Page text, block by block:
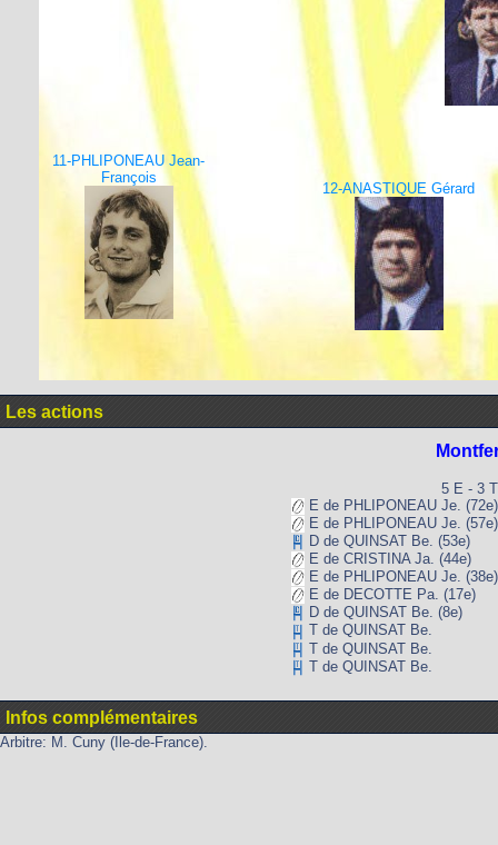
11-PHLIPONEAU Jean-
François
12-ANASTIQUE Gérard
Les actions
5 E - 3
E de PHLIPONEAU Je. (72e)
E de PHLIPONEAU Je. (57e)
D de QUINSAT Be. (53e)
E de CRISTINA Ja. (44e)
E de PHLIPONEAU Je. (38e)
E de DECOTTE Pa. (17e)
D de QUINSAT Be. (8e)
T de QUINSAT Be.
T de QUINSAT Be.
T de QUINSAT Be.
Infos complémentaires
Arbitre: M. Cuny (Ile-de-France).